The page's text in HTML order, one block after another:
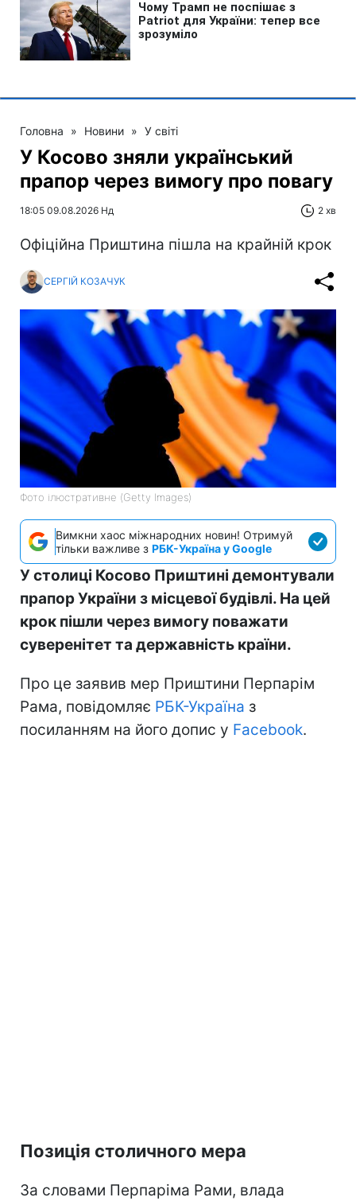
Головна » Новини » У світі
У Косово зняли український
прапор через вимогу про повагу
18:05 09.08.2026 Нд 2 хв
Офіційна Приштина пішла на крайній крок
СЕРГІЙ КОЗАЧУК
Фото ілюстративне (Getty Images)
Вимкни хаос міжнародних новин! Отримуй
тільки важливе з РБК-Україна у Google
У столиці Косово Приштині демонтували
прапор України з місцевої будівлі. На цей
крок пішли через вимогу поважати
суверенітет та державність країни.
Про це заявив мер Приштини Перпарім
Рама, повідомляє РБК-Україна з
посиланням на його допис у Facebook.
Позиція столичного мера
За словами Перпаріма Рами, влада